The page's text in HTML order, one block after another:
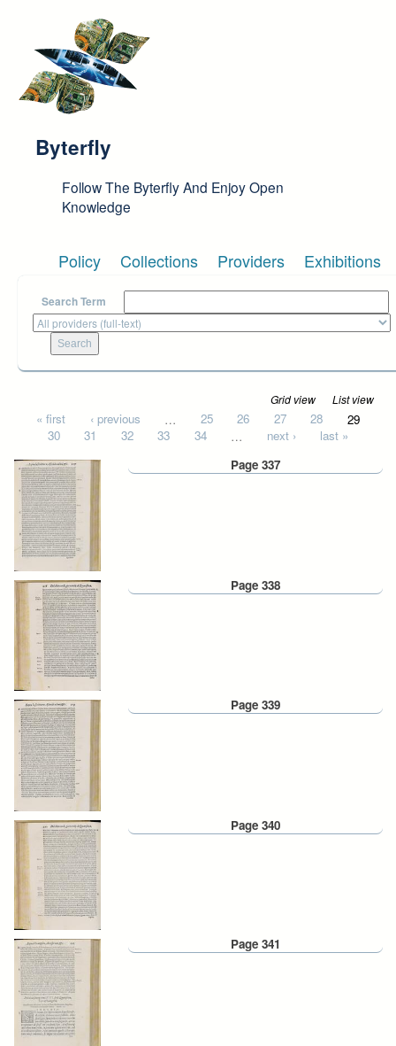
Byterfly
Follow The Byterfly And Enjoy Open
Knowledge
Policy Collections Providers Exhibitions
Search Term
Grid view List view
Pages
« first ‹ previous … 25 26 27 28
29
30
31 32 33 34 … next ›
last »
Page 337
Page 338
Page 339
Page 340
Page 341